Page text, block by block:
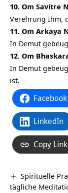
10. Om Savitre
Verehrung Ihm,
11. Om Arkaya
In Demut
12. Om
In Demut
ist.
Facebook
LinkedIn
Copy Link
Spirituelle
tägliche